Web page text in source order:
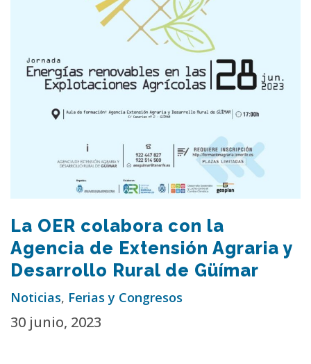
La OER colabora con la
Agencia de Extensión Agraria y
Desarrollo Rural de Güímar
Noticias, Ferias y Congresos
30 junio, 2023